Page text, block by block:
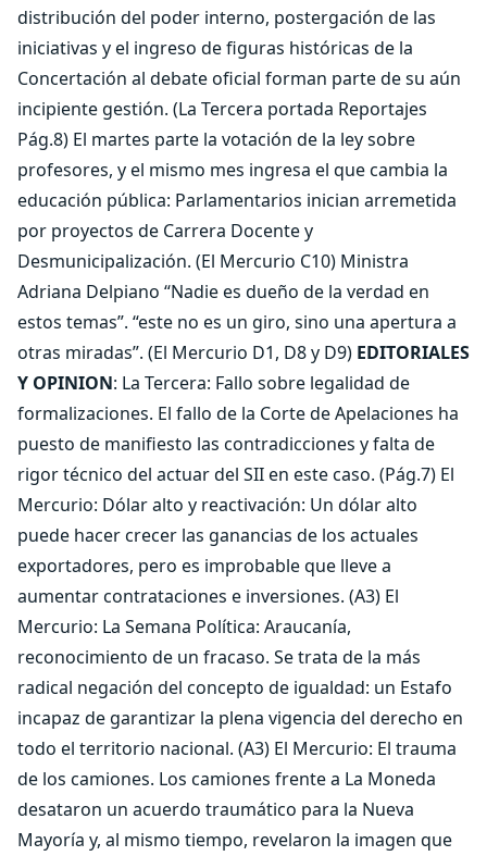
distribución del poder interno, postergación de las
iniciativas y el ingreso de figuras históricas de la
Concertación al debate oficial forman parte de su aún
incipiente gestión. (La Tercera portada Reportajes
Pág.8) El martes parte la votación de la ley sobre
profesores, y el mismo mes ingresa el que cambia la
educación pública: Parlamentarios inician arremetida
por proyectos de Carrera Docente y
Desmunicipalización. (El Mercurio C10) Ministra
Adriana Delpiano “Nadie es dueño de la verdad en
estos temas”. “este no es un giro, sino una apertura a
otras miradas”. (El Mercurio D1, D8 y D9) EDITORIALES
Y OPINION: La Tercera: Fallo sobre legalidad de
formalizaciones. El fallo de la Corte de Apelaciones ha
puesto de manifiesto las contradicciones y falta de
rigor técnico del actuar del SII en este caso. (Pág.7) El
Mercurio: Dólar alto y reactivación: Un dólar alto
puede hacer crecer las ganancias de los actuales
exportadores, pero es improbable que lleve a
aumentar contrataciones e inversiones. (A3) El
Mercurio: La Semana Política: Araucanía,
reconocimiento de un fracaso. Se trata de la más
radical negación del concepto de igualdad: un Estafo
incapaz de garantizar la plena vigencia del derecho en
todo el territorio nacional. (A3) El Mercurio: El trauma
de los camiones. Los camiones frente a La Moneda
desataron un acuerdo traumático para la Nueva
Mayoría y, al mismo tiempo, revelaron la imagen que